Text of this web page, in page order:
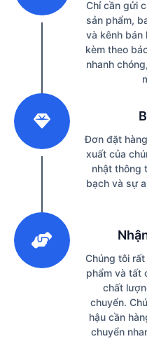
Chỉ cần gửi
sản phẩm,
và kênh bán
kèm theo
nhanh
Đơn đặt
xuất của
nhật thông
bạch và sự
Chúng tôi
phẩm và tất
chất
chuyển.
hậu cần
chuyển